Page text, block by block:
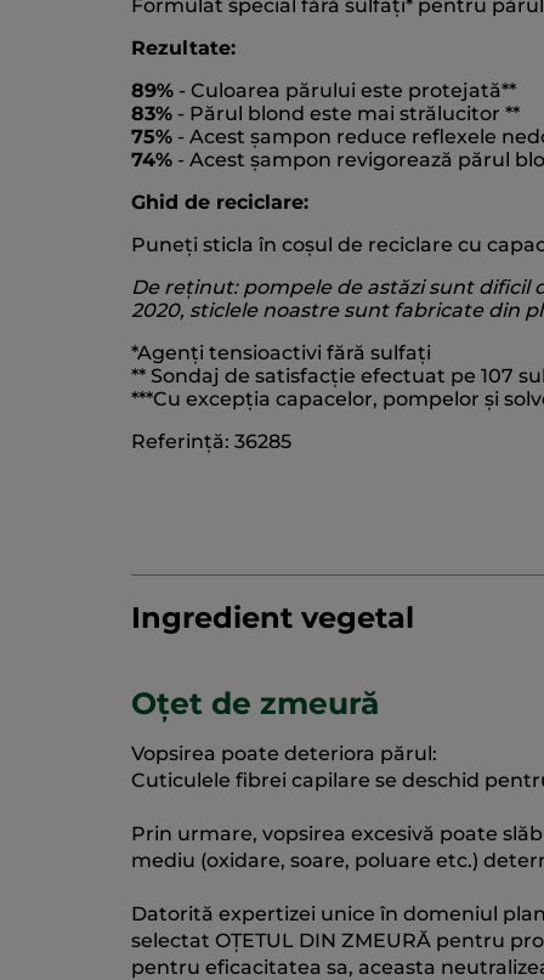
Formulat special fără sulfați* pentru
Rezultate:
89% - Culoarea părului este protejată**
83% - Părul blond este mai strălucitor **
75% - Acest șampon reduce reflexele
74% - Acest șampon revigorează părul
Ghid de reciclare:
Puneți sticla în coșul de reciclare cu
De reținut: pompele de astăzi sunt dificil
2020, sticlele noastre sunt fabricate din
*Agenți tensioactivi fără sulfați
** Sondaj de satisfacție efectuat pe 107
***Cu excepția capacelor, pompelor și
Referință: 36285
Ingredient vegetal
Oțet de zmeură
Vopsirea poate deteriora părul:
Cuticulele fibrei capilare se deschid
Prin urmare, vopsirea excesivă poate
mediu (oxidare, soare, poluare etc.)
Datorită expertizei unice în domeniul
selectat OȚETUL DIN ZMEURĂ pentru
pentru eficacitatea sa, aceasta